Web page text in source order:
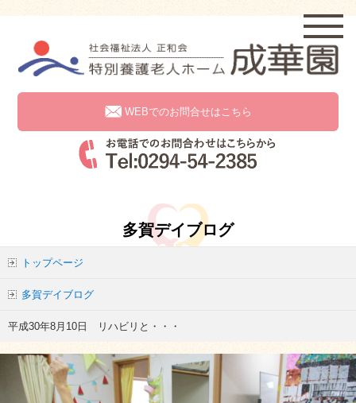
WEBでのお問合せはこちら
多賀デイブログ
トップページ
多賀デイブログ
平成30年8月10日 リハビリと・・・